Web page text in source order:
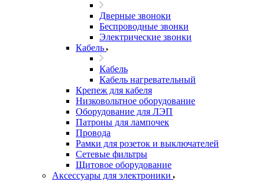
Дверные звоноки
Беспроводные звонки
Электрические звонки
Кабель
Кабель
Кабель нагревательный
Крепеж для кабеля
Низковольтное оборудование
Оборудование для ЛЭП
Патроны для лампочек
Провода
Рамки для розеток и выключателей
Сетевые фильтры
Щитовое оборудование
Аксессуары для электроники